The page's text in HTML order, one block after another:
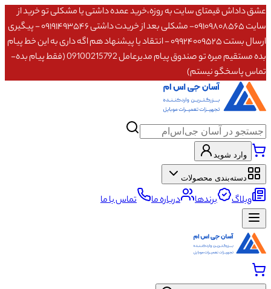
عشق داداش قیمتای سایت به روزه،خرید عمده داشتی یا مشکلی تو خرید از
سایت ۰۹۱۰۹۸۰۸۵۶۵- مشکلی بعد از خریدت داشتی ۰۹۱۹۱۴۹۳۵۴۶ - پیگیری
ارسال بستت ۰۹۹۲۴۰۰۹۵۲۵ - انتقاد یا پیشنهاد هم اگه داری به این خط پیام
بده مستقیم میره تو صندوق پیام مدیرعامل 09100215792 (فقط پیام بده-
تماس پاسخگو نیستم)
وارد شوید
دسته‌بندی محصولات
وبلاگ برندها درباره ما تماس با ما